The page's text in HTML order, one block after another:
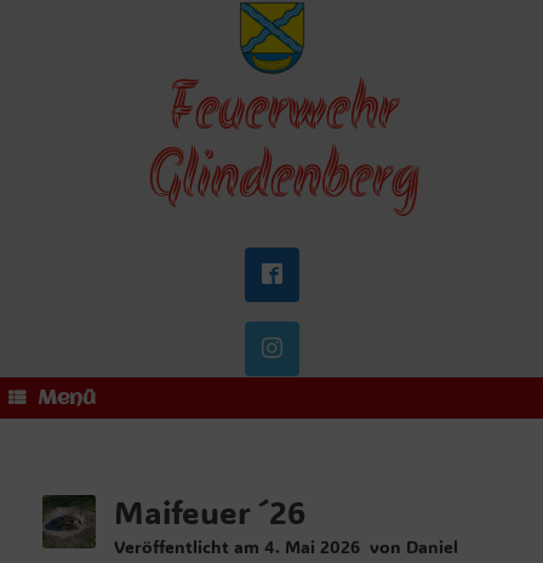
Feuerwehr
Glindenberg
Menü
Maifeuer ´26
Veröffentlicht am 4. Mai 2026 von Daniel